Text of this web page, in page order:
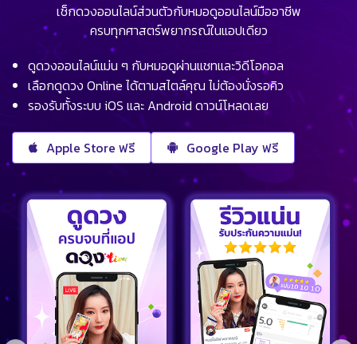
เช็กดวงออนไลน์ส่วนตัวกับหมอดูออนไลน์มืออาชีพ
ครบทุกศาสตร์พยากรณ์ในแอปเดียว
ดูดวงออนไลน์แม่น ๆ กับหมอดูผ่านแชทและวิดีโอคอล
เลือกดูดวง Online ได้ตามสไตล์คุณ ไม่ต้องนั่งรอคิว
รองรับทั้งระบบ iOS และ Android ดาวน์โหลดเลย
Apple Store ฟรี Google Play ฟรี